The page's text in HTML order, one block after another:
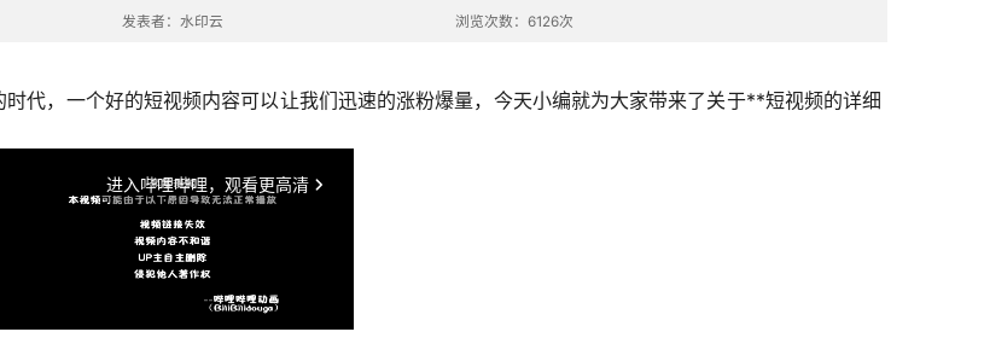
发表者：水印云 浏览次数：6126次
代，一个好的短视频内容可以让我们迅速的涨粉爆量，今天小编就为大家带来了关于**短视频的详细